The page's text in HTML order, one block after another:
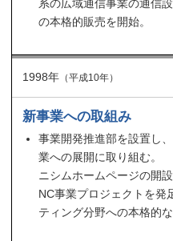
系の広域通信事業の通信
の本格的販売を開始。
1998年（平成10年）
新事業への取組み
事業開発推進部を設置し
業への展開に取り組む。
ニシムホームページの開設
NC事業プロジェクトを発
ティング分野への本格的な